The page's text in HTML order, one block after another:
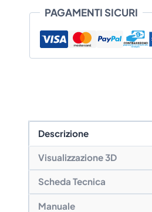
PAGAMENTI SICURI
Descrizione
Visualizzazione 3D
Scheda Tecnica
Manuale